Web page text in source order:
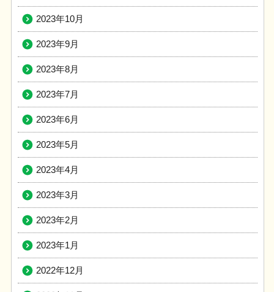
2023年10月
2023年9月
2023年8月
2023年7月
2023年6月
2023年5月
2023年4月
2023年3月
2023年2月
2023年1月
2022年12月